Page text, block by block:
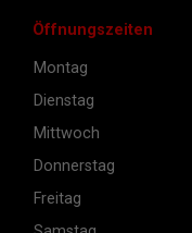
Öffnungszeiten
Montag
Dienstag
Mittwoch
Donnerstag
Freitag